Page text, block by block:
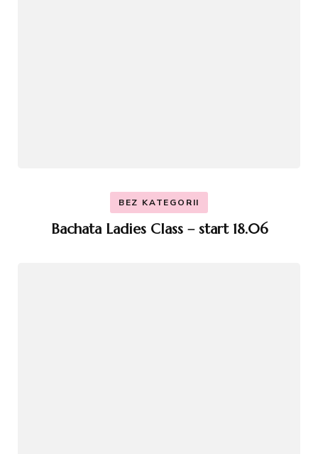
BEZ KATEGORII
Bachata Ladies Class – start 18.06